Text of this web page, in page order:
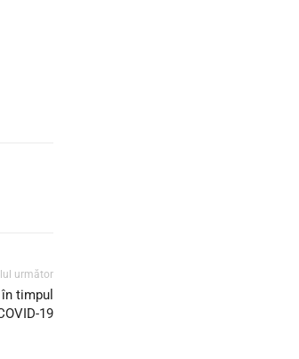
următor
timpul
19